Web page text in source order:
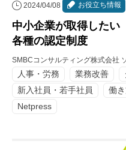
2024/04/08 お役立ち情報
中小企業が取得した
各種の認定制度
SMBCコンサルティング株式会社
人事・労務 業務改善
新入社員・若手社員
働
Netpress